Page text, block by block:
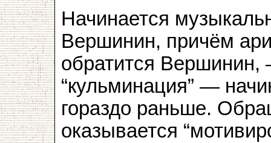
Начинается
Вершинин, причём
обратится Вершинин,
“кульминация” —
гораздо раньше.
оказывается